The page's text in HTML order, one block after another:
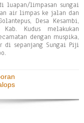
luapan/limpasan sungai
air limpas ke jalan dan
Desa Kesambi,
Kudus melakukan
dengan muspika,
di sepanjang Sungai Piji